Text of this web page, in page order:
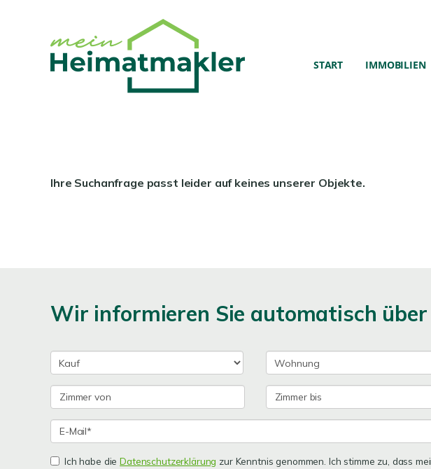
START IMMOBILIEN
Ihre Suchanfrage passt leider auf keines unserer Objekte.
Wir informieren Sie automatisch
Ich habe dieDatenschutzerklärung zur Kenntnis genommen. Ich stimme zu, dass